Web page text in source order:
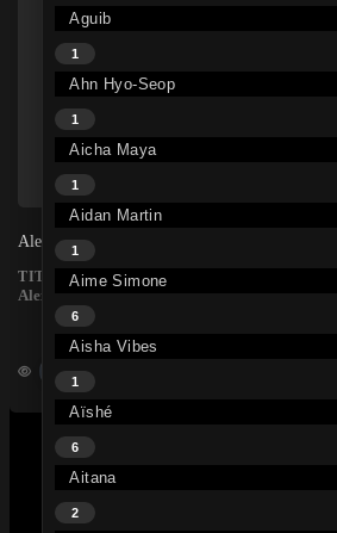
Aguib
1
Ahn Hyo-Seop
1
Aicha Maya
1
Aidan Martin
1
Aime Simone
6
Aisha Vibes
1
Aïshé
6
Aitana
2
Alex Montembault – On M’a Dit
TITRE
• il y a 4 ans
Alex Montembault
225